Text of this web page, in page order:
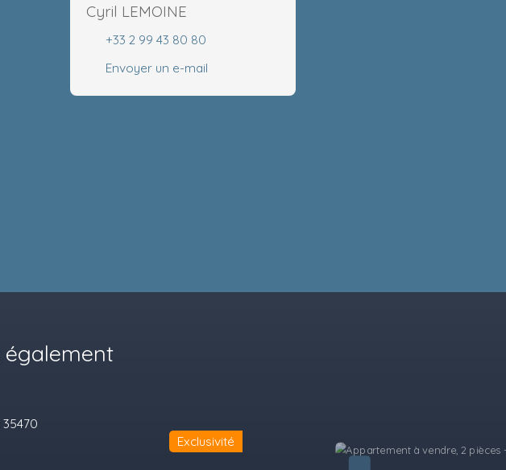
Cyril LEMOINE
+33 2 99 43 80 80
Envoyer un e-mail
également
Exclusivité